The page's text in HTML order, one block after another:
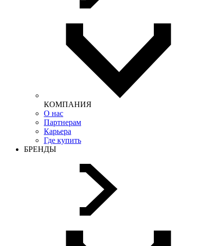
КОМПАНИЯ
О нас
Партнерам
Карьера
Где купить
БРЕНДЫ